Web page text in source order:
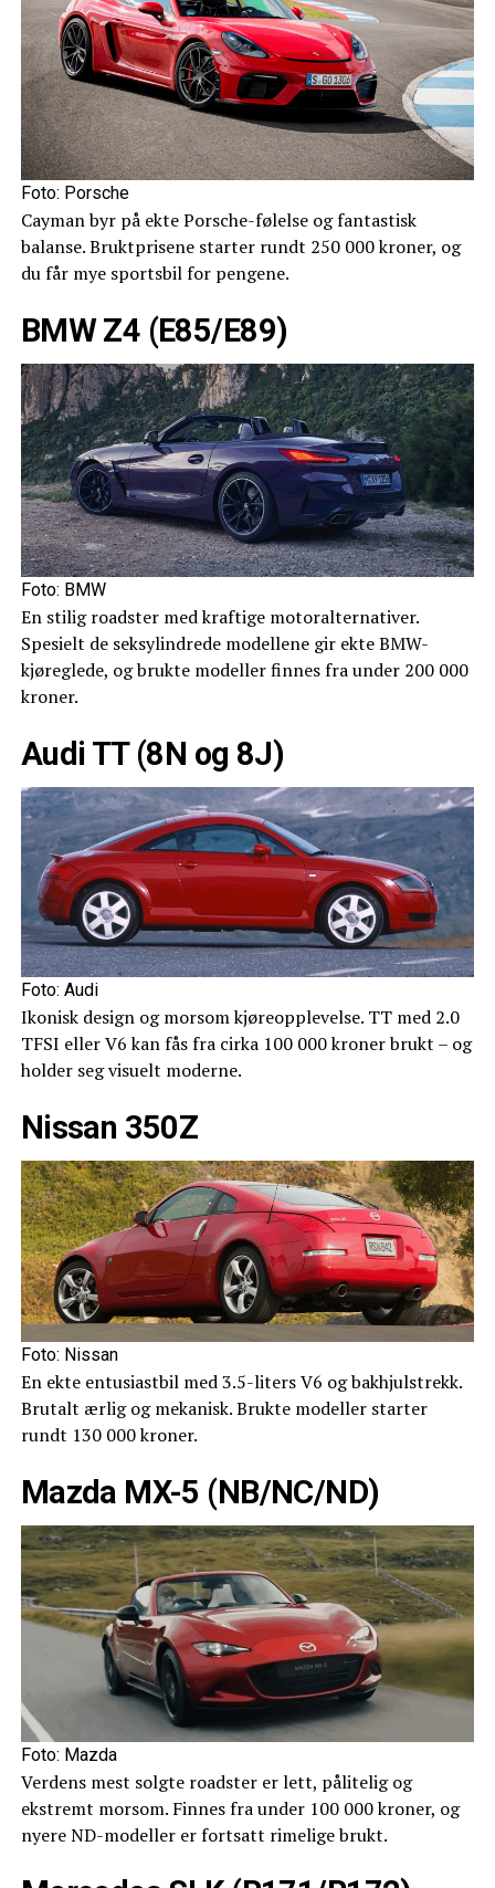
Foto: Porsche
Cayman byr på ekte Porsche-følelse og fantastisk
balanse. Bruktprisene starter rundt 250 000 kroner, og
du får mye sportsbil for pengene.
BMW Z4 (E85/E89)
Foto: BMW
En stilig roadster med kraftige motoralternativer.
Spesielt de seksylindrede modellene gir ekte BMW-
kjøreglede, og brukte modeller finnes fra under 200 000
kroner.
Audi TT (8N og 8J)
Foto: Audi
Ikonisk design og morsom kjøreopplevelse. TT med 2.0
TFSI eller V6 kan fås fra cirka 100 000 kroner brukt – og
holder seg visuelt moderne.
Nissan 350Z
Foto: Nissan
En ekte entusiastbil med 3.5-liters V6 og bakhjulstrekk.
Brutalt ærlig og mekanisk. Brukte modeller starter
rundt 130 000 kroner.
Mazda MX-5 (NB/NC/ND)
Foto: Mazda
Verdens mest solgte roadster er lett, pålitelig og
ekstremt morsom. Finnes fra under 100 000 kroner, og
nyere ND-modeller er fortsatt rimelige brukt.